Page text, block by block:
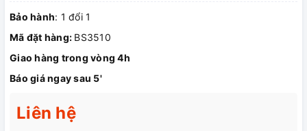
Bảo hành: 1 đổi 1
Mã đặt hàng: BS3510
Giao hàng trong vòng 4h
Báo giá ngay sau 5'
Liên hệ